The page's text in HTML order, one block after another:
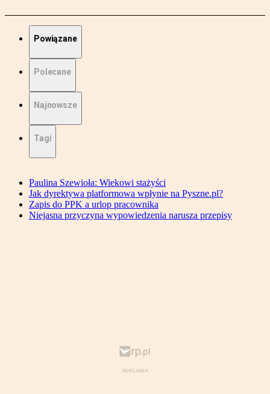
Powiązane
Polecane
Najnowsze
Tagi
Paulina Szewioła: Wiekowi stażyści
Jak dyrektywa platformowa wpłynie na Pyszne.pl?
Zapis do PPK a urlop pracownika
Niejasna przyczyna wypowiedzenia narusza przepisy